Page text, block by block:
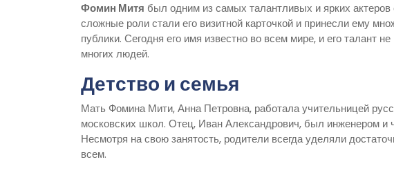
Фомин Митя был одним из самых талантливых и ярких актеров
сложные роли стали его визитной карточкой и принесли ему
публики. Сегодня его имя известно во всем мире, и его талант
многих людей.
Детство и семья
Мать Фомина Мити, Анна Петровна, работала учительницей
московских школ. Отец, Иван Александрович, был инженером и
Несмотря на свою занятость, родители всегда уделяли
всем.